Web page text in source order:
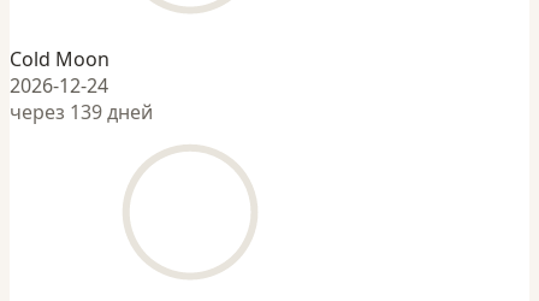
Cold Moon
2026-12-24
через 139 дней